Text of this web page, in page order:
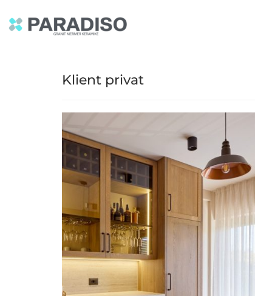
Klient privat